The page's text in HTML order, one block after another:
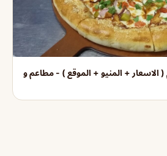
الاسعار + المنيو + الموقع ) - مطاعم و